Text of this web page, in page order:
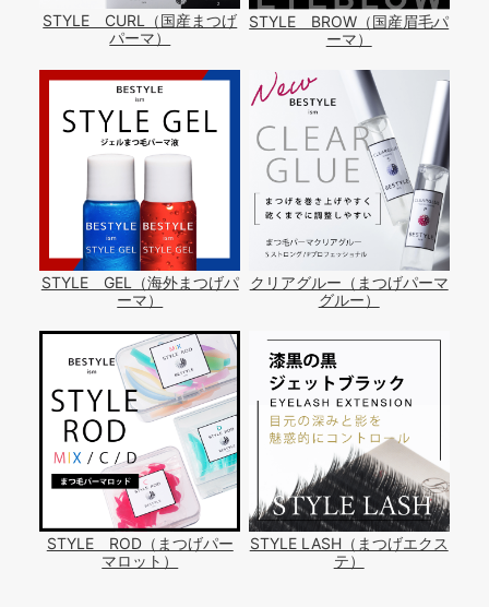
STYLE CURL（国産まつげ
パーマ）
STYLE BROW（国産眉毛パ
ーマ）
STYLE GEL（海外まつげパ
ーマ）
クリアグルー（まつげパーマ
グルー）
STYLE ROD（まつげパー
マロット）
STYLE LASH（まつげエクス
テ）